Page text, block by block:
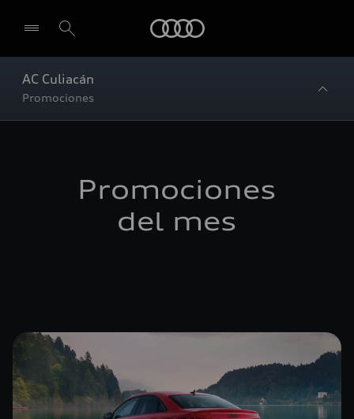
AC Culiacán
Promociones
Promociones
del mes